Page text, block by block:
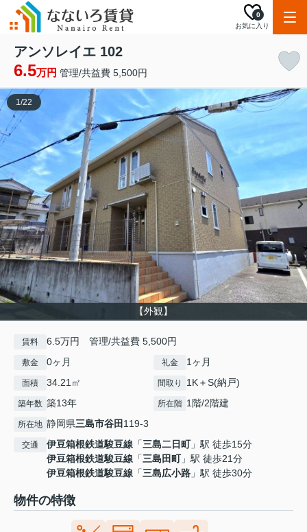
お気に入り
0
アンソレイエ 102
6.5万円 管理/共益費 5,500円
【外観】
1/22
賃料 6.5万円 管理/共益費 5,500円
敷金 0ヶ月 礼金 1ヶ月
面積 34.21㎡ 間取り 1K＋S(納戸)
築年数 築13年 所在階 1階/2階建
所在地 静岡県三島市谷田 119-3
交通 伊豆箱根鉄道駿豆線 「三島二日町」駅 徒歩15分
伊豆箱根鉄道駿豆線 「三島田町」駅 徒歩21分
伊豆箱根鉄道駿豆線 「三島広小路 」駅 徒歩30分
物件の特徴